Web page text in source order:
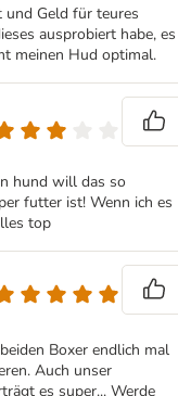
und Geld für teures
ausprobiert habe, es
meinen Hud optimal.
hund will das so
futter ist! Wenn ich es
top
Boxer endlich mal
Auch unser
es super... Werde